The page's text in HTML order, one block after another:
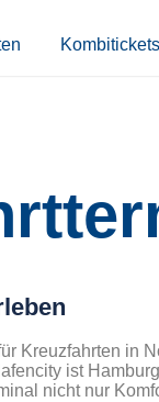
Kombitickets
Kreuzfahrten in
ist
nicht nur